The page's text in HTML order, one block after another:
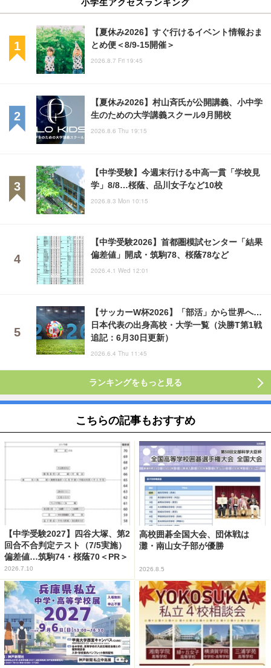
小学生アクセスランキング
【夏休み2026】すぐ行けるイベント情報おま
とめ便＜8/9-15開催＞
2026.8.7 Fri 19:45
【夏休み2026】村山斉氏が公開講義、小中学
生のための大学講義スクール9月開校
2026.8.6 Thu 19:15
【中学受験】今週末行ける中高一貫「学校見
学」8/8…桜蔭、品川女子など10校
2026.8.3 Mon 10:15
【中学受験2026】首都圏模試センター「結果
偏差値」開成・筑駒78、桜蔭78など
2026.4.1 Wed 12:01
【サッカーW杯2026】「部活」から世界へ…
日本代表の出身高校・大学一覧（決勝T第1戦
追記：6月30日更新）
2026.6.4 Thu 11:45
ランキングをもっと見る
こちらの記事もおすすめ
【中学受験2027】四谷大塚、第2
回合不合判定テスト（7/5実施）
偏差値…筑駒74・桜蔭70＜PR＞
2026.7.10
高校囲碁全国大会、団体戦は
灘・南山女子部が優勝
2026.8.5